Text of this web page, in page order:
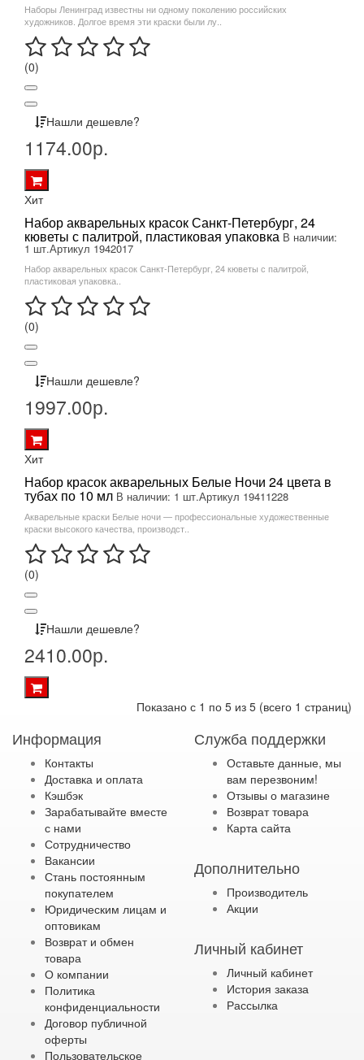
Наборы Ленинград известны ни одному поколению российских
художников. Долгое время эти краски были лу..
(0)
Нашли дешевле?
1174.00р.
Хит
Набор акварельных красок Санкт-Петербург, 24
кюветы с палитрой, пластиковая упаковка В наличии:
1 шт.Артикул 1942017
Набор акварельных красок Санкт-Петербург, 24 кюветы с палитрой,
пластиковая упаковка..
(0)
Нашли дешевле?
1997.00р.
Хит
Набор красок акварельных Белые Ночи 24 цвета в
тубах по 10 мл В наличии: 1 шт.Артикул 19411228
Акварельные краски Белые ночи — профессиональные художественные
краски высокого качества, производст..
(0)
Нашли дешевле?
2410.00р.
Показано с 1 по 5 из 5 (всего 1 страниц)
Информация
Контакты
Доставка и оплата
Кэшбэк
Зарабатывайте вместе
с нами
Сотрудничество
Вакансии
Стань постоянным
покупателем
Юридическим лицам и
оптовикам
Возврат и обмен
товара
О компании
Политика
конфиденциальности
Договор публичной
оферты
Пользовательское
Служба поддержки
Оставьте данные, мы
вам перезвоним!
Отзывы о магазине
Возврат товара
Карта сайта
Дополнительно
Производитель
Акции
Личный кабинет
Личный кабинет
История заказа
Рассылка